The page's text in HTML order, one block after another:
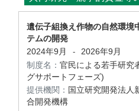
遺伝子組換え作物の自然環境
テムの開発
2024年9月
-
2026年9月
制度名： 官民による若手研究
グサポートフェーズ)
提供機関： 国立研究開発法人
合開発機構